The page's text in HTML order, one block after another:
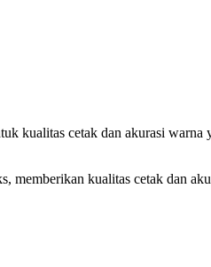
kualitas cetak dan akurasi warna
memberikan kualitas cetak dan